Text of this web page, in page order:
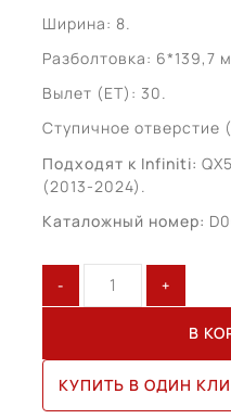
Ширина: 8.
Разболтовка: 6*139,7
Вылет (ET): 30.
Ступичное
Подходят к Infiniti:
(2013-2024).
Каталожный номер:
Количество
товара
R22
(D0C001A71C)
В
КУПИТЬ В ОДИН